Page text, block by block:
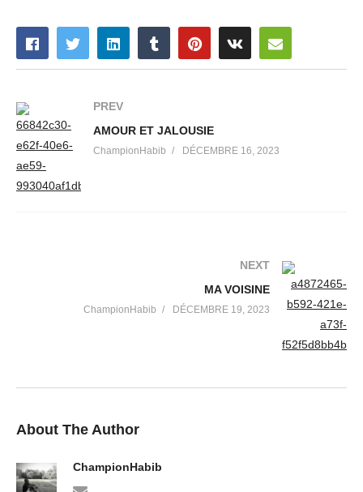
PREV
AMOUR ET JALOUSIE
ChampionHabib DÉCEMBRE 16, 2023
NEXT
MA VOISINE
ChampionHabib DÉCEMBRE 19, 2023
About The Author
ChampionHabib